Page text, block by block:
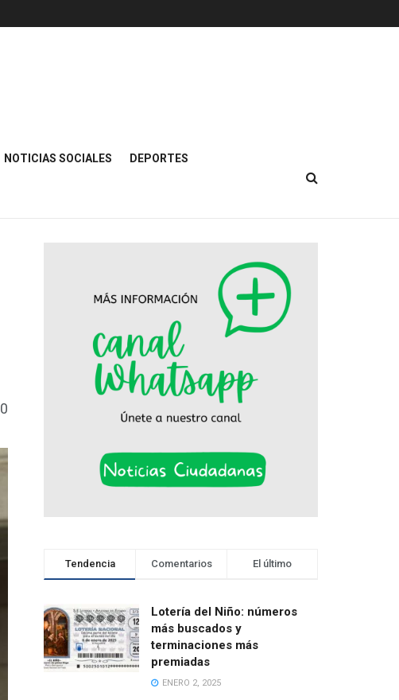
NOTICIAS SOCIALES DEPORTES
0
Tendencia Comentarios El último
Lotería del Niño: números
más buscados y
terminaciones más
premiadas
ENERO 2, 2025